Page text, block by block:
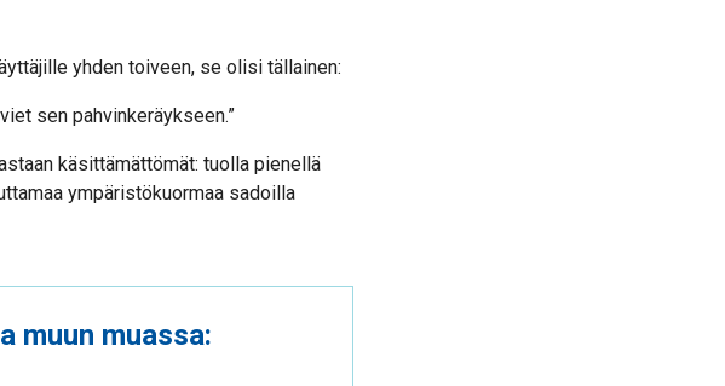
yhden toiveen, se olisi tällainen:
sen pahvinkeräykseen.”
käsittämättömät: tuolla pienellä
ympäristökuormaa sadoilla
muun muassa: